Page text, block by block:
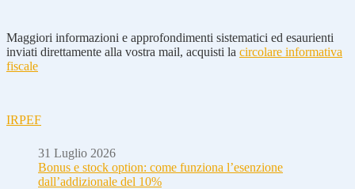
Maggiori informazioni e approfondimenti sistematici ed esaurienti
inviati direttamente alla vostra mail, acquisti la circolare informativa
fiscale
IRPEF
31 Luglio 2026
Bonus e stock option: come funziona l’esenzione
dall’addizionale del 10%